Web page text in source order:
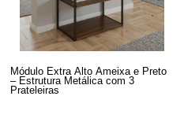
Módulo Extra Alto Ameixa e Preto
– Estrutura Metálica com 3
Prateleiras